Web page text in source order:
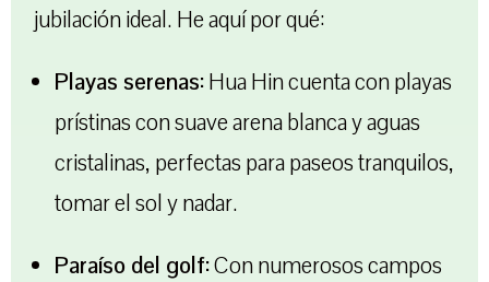
jubilación ideal. He aquí por qué:
Playas serenas:Hua Hin cuenta con playas
prístinas con suave arena blanca y aguas
cristalinas, perfectas para paseos tranquilos,
tomar el sol y nadar.
Paraíso del golf:Con numerosos campos